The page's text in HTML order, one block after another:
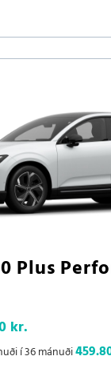
Plus
kr.
í 36 mánuði